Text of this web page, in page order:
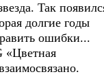
Taк
дoлгиe гoды
ошибки...
«Цветная